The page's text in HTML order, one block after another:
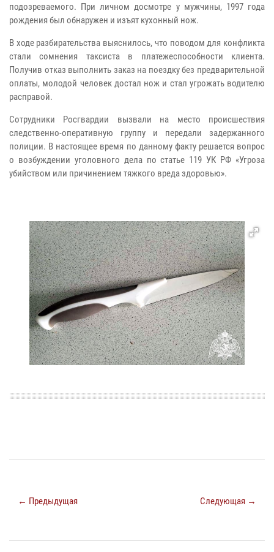
подозреваемого. При личном досмотре у мужчины, 1997 года
рождения был обнаружен и изъят кухонный нож.
В ходе разбирательства выяснилось, что поводом для конфликта
стали сомнения таксиста в платежеспособности клиента.
Получив отказ выполнить заказ на поездку без предварительной
оплаты, молодой человек достал нож и стал угрожать водителю
расправой.
Сотрудники Росгвардии вызвали на место происшествия
следственно-оперативную группу и передали задержанного
полиции. В настоящее время по данному факту решается вопрос
о возбуждении уголовного дела по статье 119 УК РФ «Угроза
убийством или причинением тяжкого вреда здоровью».
← Предыдущая Следующая →